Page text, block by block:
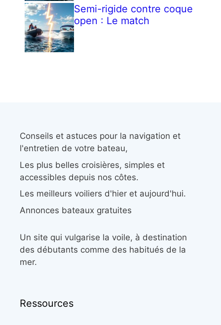
Semi-rigide contre coque
open : Le match
Conseils et astuces pour la navigation et
l'entretien de votre bateau,
Les plus belles croisières, simples et
accessibles depuis nos côtes.
Les meilleurs voiliers d'hier et aujourd'hui.
Annonces bateaux gratuites
Un site qui vulgarise la voile, à destination
des débutants comme des habitués de la
mer.
Ressources